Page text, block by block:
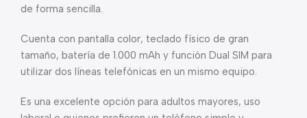
de forma sencilla.
Cuenta con pantalla color, teclado físico de gran
tamaño, batería de 1.000 mAh y función Dual SIM para
utilizar dos líneas telefónicas en un mismo equipo.
Es una excelente opción para adultos mayores, uso